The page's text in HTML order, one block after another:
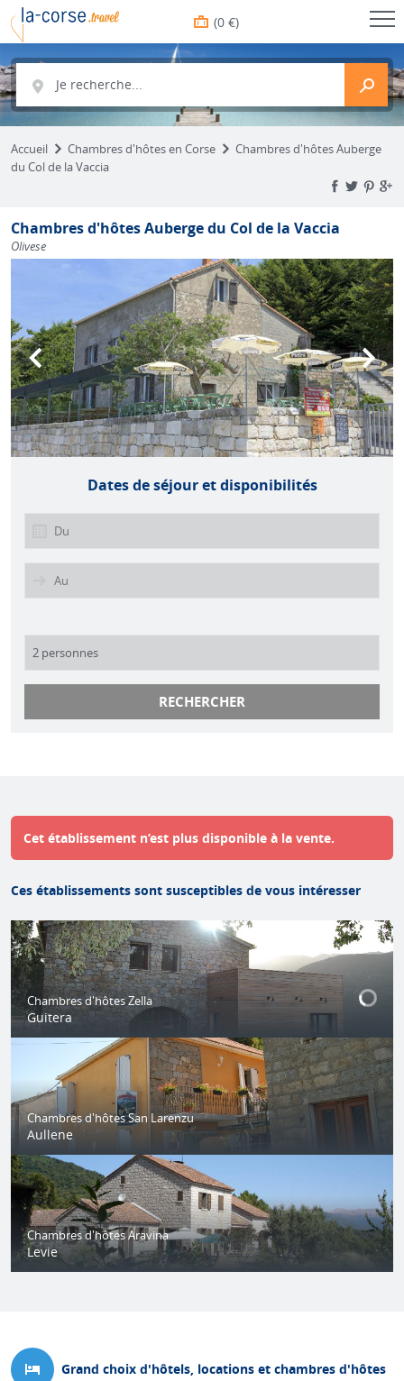
(0 €)
Je recherche...
Accueil Chambres d'hôtes en Corse
Chambres d'hôtes Auberge
du Col de la Vaccia
Chambres d'hôtes Auberge du Col de la Vaccia
Olivese
Dates de séjour et disponibilités
RECHERCHER
Cet établissement n’est plus disponible à la vente.
Ces établissements sont susceptibles de vous intéresser
Chambres d'hôtes Zella
Guitera
Chambres d'hôtes San Larenzu
Aullene
Chambres d'hôtes Aravina
Levie
Grand choix d'hôtels, locations et chambres d'hôtes